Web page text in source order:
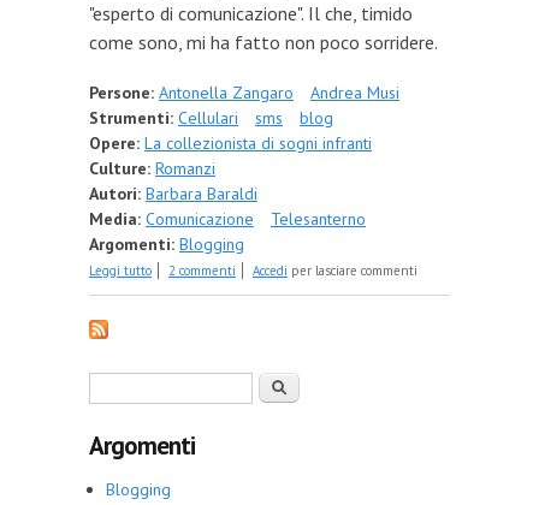
"esperto di comunicazione". Il che, timido
come sono, mi ha fatto non poco sorridere.
Persone: Antonella Zangaro
Andrea Musi
Strumenti: Cellulari sms
blog
Opere: La collezionista di sogni infranti
Culture: Romanzi
Autori: Barbara Baraldi
Media: Comunicazione
Telesanterno
Argomenti: Blogging
Leggi tutto su Galeotto quell'sms a Telesanterno: ospite per
2 commenti Accedi per lasciare commenti
Cerca
Argomenti
Blogging